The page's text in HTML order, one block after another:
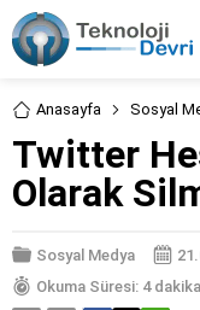
Anasayfa Sosyal
Twitter
Olarak
Sosyal Medya
Okuma Süresi: 4 dakika